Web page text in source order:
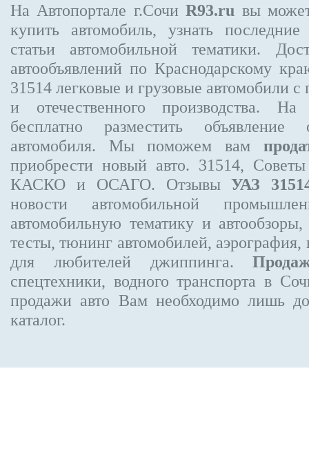
На Автопортале г.СочиR93.ru вы
купить автомобиль, узнать
статьи автомобильной тематики.
автообъявлений по Краснодарскому
31514 легковые и грузовые автомобили
и отечественного производства.
бесплатно разместить объявление о
автомобиля. Мы поможем вам
приобрести новый авто. 31514,
КАСКО и ОСАГО. ОтзывыУАЗ
новости автомобильной
автомобильную тематику и
тесты, тюнинг автомобилей,
для любителей джиппинга.
спецтехники, водного транспорта в
продажи авто Вам необходимо лишь
каталог.